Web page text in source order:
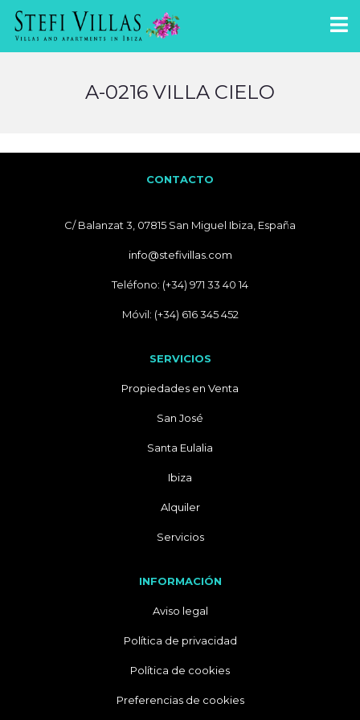
A-0216 VILLA CIELO
CONTACTO
C/ Balanzat 3, 07815 San Miguel Ibiza, España
info@stefivillas.com
Teléfono: (+34) 971 33 40 14
Móvil: (+34) 616 345 452
SERVICIOS
Propiedades en Venta
San José
Santa Eulalia
Ibiza
Alquiler
Servicios
INFORMACIÓN
Aviso legal
Política de privacidad
Política de cookies
Preferencias de cookies